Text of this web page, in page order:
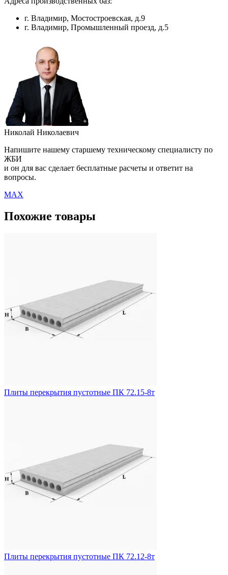
г. Владимир, Мостостроевская, д.9
г. Владимир, Промышленный проезд, д.5
Николай Николаевич
Напишите нашему старшему техническому специалисту по
ЖБИ
и он для вас сделает бесплатные расчеты и ответит на
вопросы.
MAX
Похожие товары
Плиты перекрытия пустотные ПК 72.15-8т
Плиты перекрытия пустотные ПК 72.12-8т